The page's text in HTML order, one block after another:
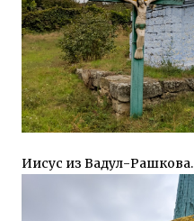
Иисус из Вадул-Рашкова.